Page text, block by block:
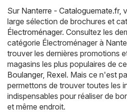
Sur Nanterre - Cataloguemate.fr,
large sélection de brochures et
Électroménager. Consultez les
catégorie Électroménager à
trouver les dernières promotions
magasins les plus populaires de
Boulanger, Rexel. Mais ce n'est
permettons de trouver toutes les
indispensables pour réaliser de
et même endroit.